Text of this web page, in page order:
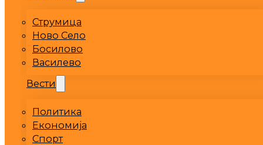
Струмица
Ново Село
Босилово
Василево
Вести
Политика
Економија
Спорт